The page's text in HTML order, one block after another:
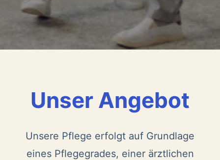
Unser Angebot
Unsere Pflege erfolgt auf Grundlage
eines Pflegegrades, einer ärztlichen